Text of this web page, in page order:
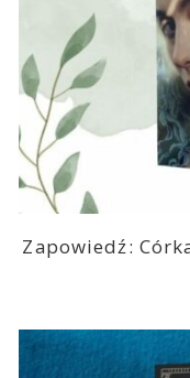
Zapowiedź: